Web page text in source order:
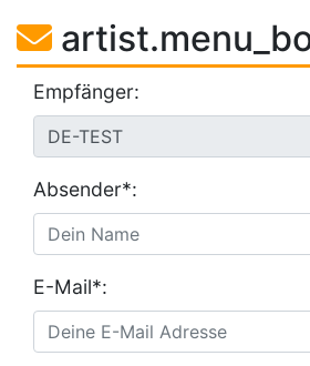
Empfänger:
Absender*:
E-Mail*: